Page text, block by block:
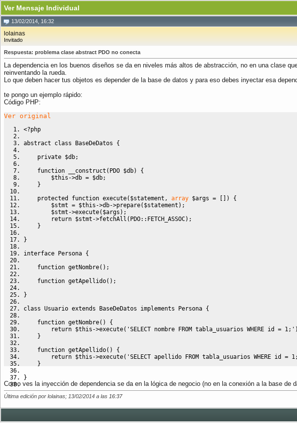
Ver Mensaje Individual
13/02/2014, 16:32
lolainas
Invitado
Respuesta: problema clase abstract PDO no conecta
La dependencia en los buenos diseños se da en niveles más altos de abstracción, no en una clase
reinventando la rueda.
Lo que deben hacer tus objetos es depender de la base de datos y para eso debes inyectar esa
te pongo un ejemplo rápido:
Código PHP:
Ver original
<?php
abstract
class BaseDeDatos {
private $db;
function __construct ( PDO $db)
{
$this ->db = $db;
}
protected
function execute( $statement , array $args = )
{
$stmt = $this ->db->prepare( $statement ) ;
$stmt ->execute( $args ) ;
return $stmt ->fetchAll ( PDO:: FETCH_ASSOC) ;
}
}
interface Persona {
function getNombre( ) ;
function getApellido( ) ;
}
class Usuario extends BaseDeDatos implements Persona {
function getNombre( )
{
return $this ->execute( 'SELECT nombre FROM tabla_usuarios WHERE id = 1;' )
}
function getApellido( )
{
return $this ->execute( 'SELECT apellido FROM tabla_usuarios WHERE id =
}
}
interface PlantillaPersona {
Como ves la inyección de dependencia se da en la lógica de negocio (no en la conexión a la base
Última edición por lolainas; 13/02/2014 a las 16:37